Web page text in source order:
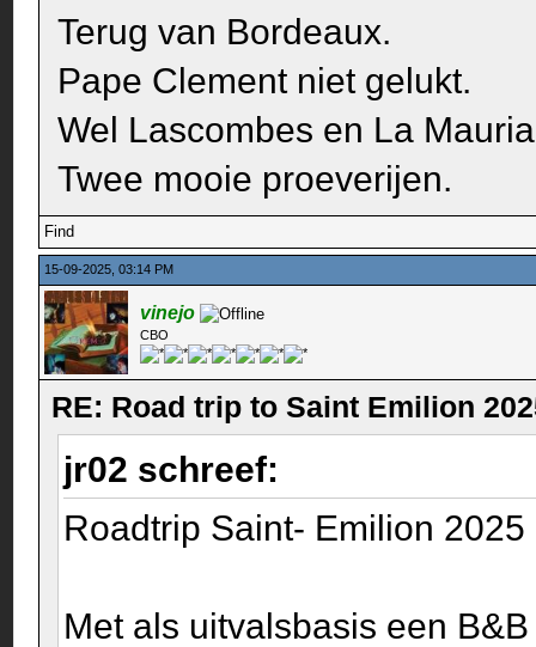
Terug van Bordeaux.
Pape Clement niet gelukt.
Wel Lascombes en La
Twee mooie proeverijen.
Find
15-09-2025, 03:14 PM
vinejo
CBO
RE: Road trip to Saint Emilion
jr02 schreef:
Roadtrip Saint- Emilion 2025
Met als uitvalsbasis een